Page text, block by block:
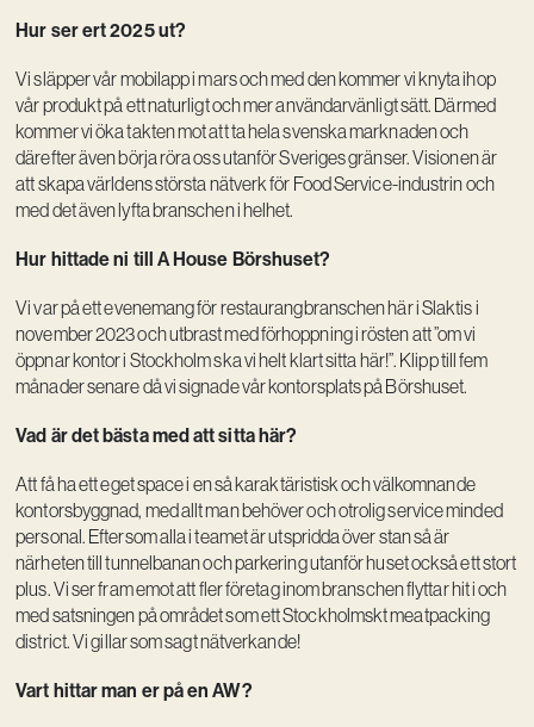
Hur ser ert 2025 ut?
Vi släpper vår mobilapp i mars och med den kommer vi knyta ihop
vår produkt på ett naturligt och mer användarvänligt sätt. Därmed
kommer vi öka takten mot att ta hela svenska marknaden och
därefter även börja röra oss utanför Sveriges gränser. Visionen är
att skapa världens största nätverk för Food Service-industrin och
med det även lyfta branschen i helhet.
Hur hittade ni till A House Börshuset?
Vi var på ett evenemang för restaurangbranschen här i Slaktis i
november 2023 och utbrast med förhoppning i rösten att ”om vi
öppnar kontor i Stockholm ska vi helt klart sitta här!”. Klipp till fem
månader senare då vi signade vår kontorsplats på Börshuset.
Vad är det bästa med att sitta här?
Att få ha ett eget space i en så karaktäristisk och välkomnande
kontorsbyggnad, med allt man behöver och otrolig service minded
personal. Eftersom alla i teamet är utspridda över stan så är
närheten till tunnelbanan och parkering utanför huset också ett stort
plus. Vi ser fram emot att fler företag inom branschen flyttar hit i och
med satsningen på området som ett Stockholmskt meatpacking
district. Vi gillar som sagt nätverkande!
Vart hittar man er på en AW?